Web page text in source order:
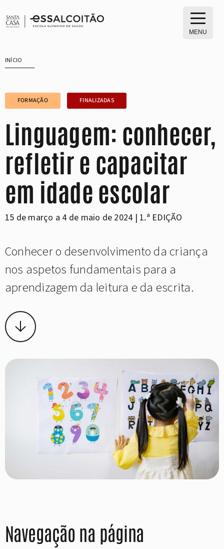
para
MENU
INÍCIO
FORMAÇÃO FINALIZADAS
Linguagem: conhecer,
refletir e capacitar
em idade escolar
15 de março a 4 de maio de 2024 | 1.ª EDIÇÃO
Conhecer o desenvolvimento da criança
nos aspetos fundamentais para a
aprendizagem da leitura e da escrita.
Navegação na página